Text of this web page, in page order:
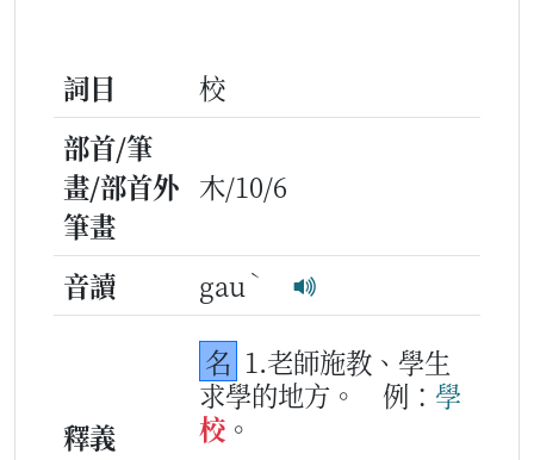
詞目
校
部首/筆
畫/部首外
筆畫
木/10/6
音讀 gau ˋ
釋義
名 1.老師施教、學生
求學的地方。
例： 學
校 。